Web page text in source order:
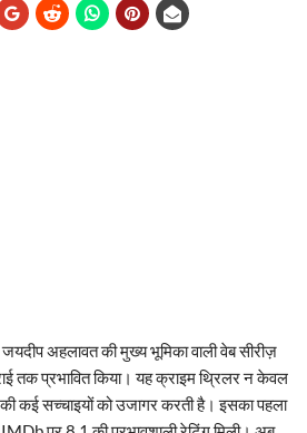
अहलावत की मुख्य भूमिका वाली वेब सीरीज़
तक प्रभावित किया। यह क्राइम थ्रिलर न केवल
कई सच्चाइयों को उजागर करती है। इसका पहला